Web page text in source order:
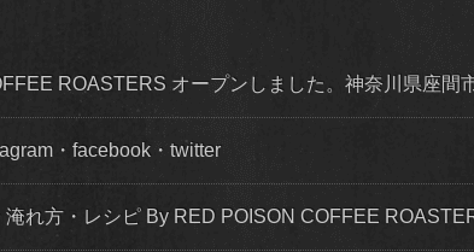
ROASTERS オープンしました。神奈川県座間
・facebook・twitter
れ方・レシピ By RED POISON COFFEE